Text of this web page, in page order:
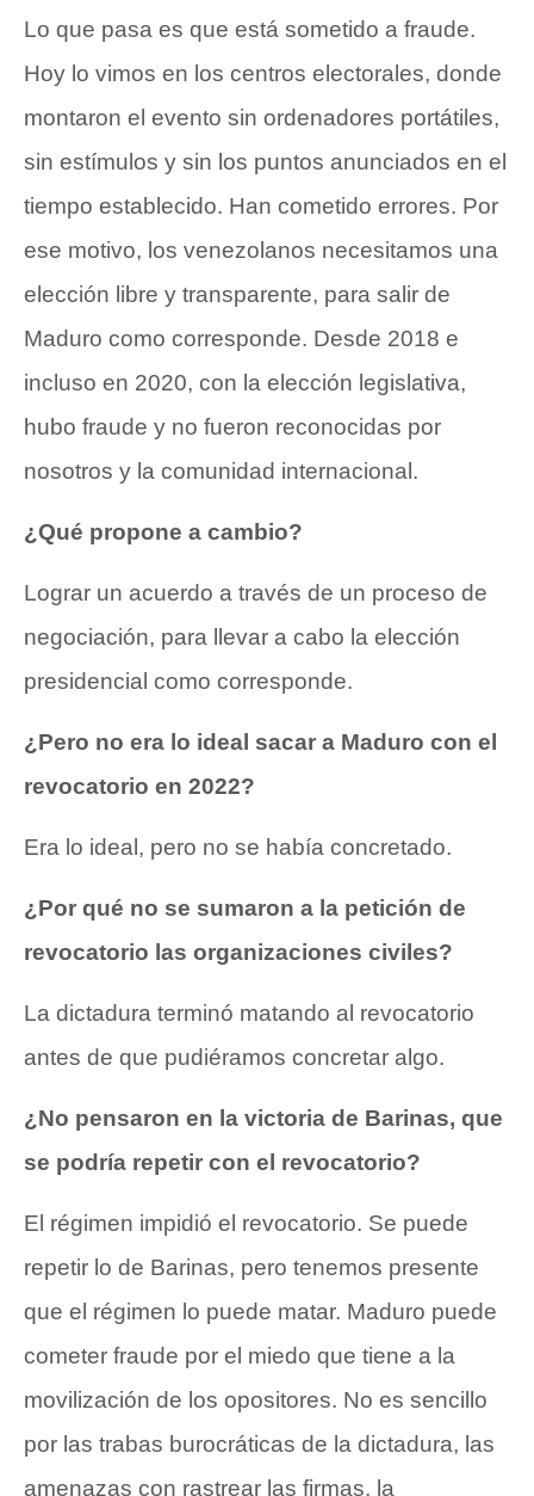
Lo que pasa es que está sometido a fraude.
Hoy lo vimos en los centros electorales, donde
montaron el evento sin ordenadores portátiles,
sin estímulos y sin los puntos anunciados en el
tiempo establecido. Han cometido errores. Por
ese motivo, los venezolanos necesitamos una
elección libre y transparente, para salir de
Maduro como corresponde. Desde 2018 e
incluso en 2020, con la elección legislativa,
hubo fraude y no fueron reconocidas por
nosotros y la comunidad internacional.
¿Qué propone a cambio?
Lograr un acuerdo a través de un proceso de
negociación, para llevar a cabo la elección
presidencial como corresponde.
¿Pero no era lo ideal sacar a Maduro con el
revocatorio en 2022?
Era lo ideal, pero no se había concretado.
¿Por qué no se sumaron a la petición de
revocatorio las organizaciones civiles?
La dictadura terminó matando al revocatorio
antes de que pudiéramos concretar algo.
¿No pensaron en la victoria de Barinas, que
se podría repetir con el revocatorio?
El régimen impidió el revocatorio. Se puede
repetir lo de Barinas, pero tenemos presente
que el régimen lo puede matar. Maduro puede
cometer fraude por el miedo que tiene a la
movilización de los opositores. No es sencillo
por las trabas burocráticas de la dictadura, las
amenazas con rastrear las firmas, la